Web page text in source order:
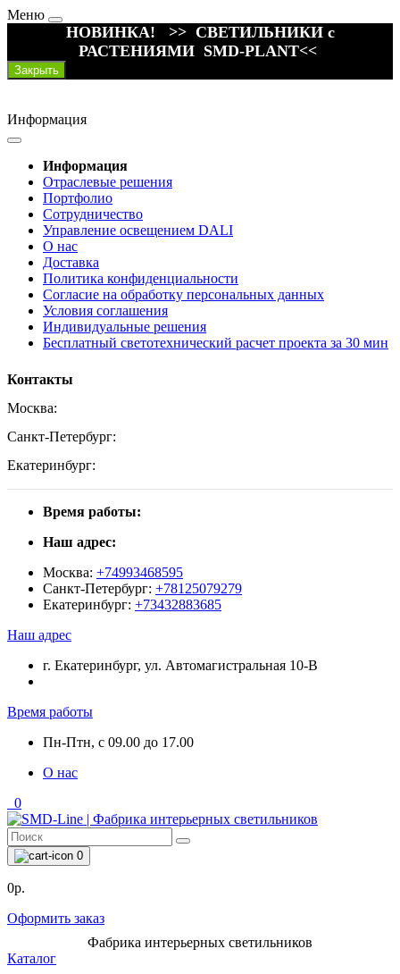
Меню
НОВИНКА! >> СВЕТИЛЬНИКИ с
РАСТЕНИЯМИ SMD-PLANT<<
Закрыть
Информация
Информация
Отраслевые решения
Портфолио
Сотрудничество
Управление освещением DALI
О нас
Доставка
Политика конфиденциальности
Согласие на обработку персональных данных
Условия соглашения
Индивидуальные решения
Бесплатный светотехнический расчет проекта за 30 мин
Контакты
Москва:
Санкт-Петербург:
Екатеринбург:
Время работы:
Наш адрес:
Москва: +74993468595
Санкт-Петербург: +78125079279
Екатеринбург: +73432883685
Наш адрес
г. Екатеринбург, ул. Автомагистральная 10-В
Время работы
Пн-Птн, с 09.00 до 17.00
О нас
0
0
0р.
Оформить заказ
Фабрика интерьерных светильников
Каталог